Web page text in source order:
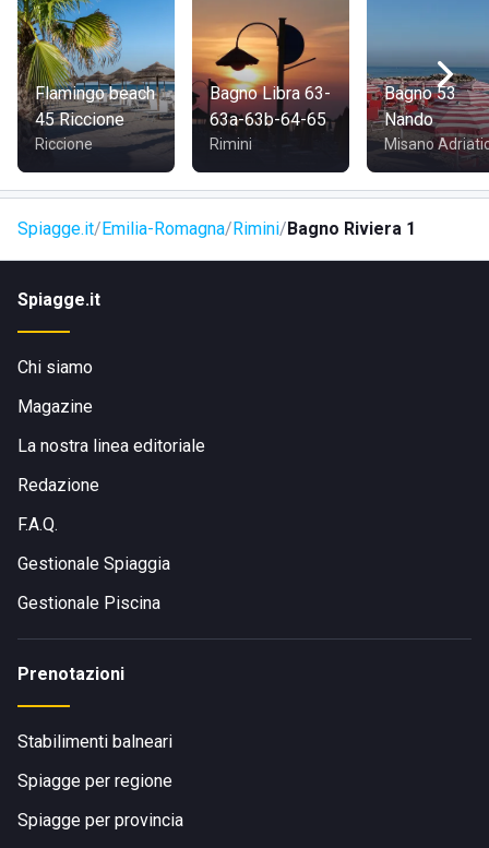
Flamingo beach
45 Riccione
Riccione
Bagno Libra 63-
63a-63b-64-65
Rimini
Bagno 53
Nando
Misano
Spiagge.it Emilia-Romagna Rimini Bagno Riviera 1
Spiagge.it
Chi siamo
Magazine
La nostra linea editoriale
Redazione
F.A.Q.
Gestionale Spiaggia
Gestionale Piscina
Prenotazioni
Stabilimenti balneari
Spiagge per regione
Spiagge per provincia